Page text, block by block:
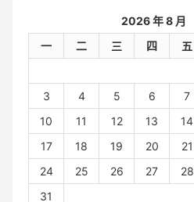
2026 年 8 月
一
二 三 四 五
3
4 5 6 7
10
11 12 13 14
17
18 19 20 21
24
25 26 27 28
31